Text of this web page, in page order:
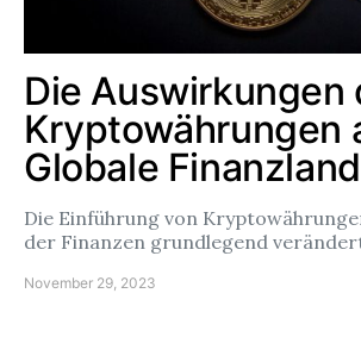
Die Auswirkungen
Kryptowährungen
Globale
Die Einführung von
der Finanzen grundlegend
November 29, 2023